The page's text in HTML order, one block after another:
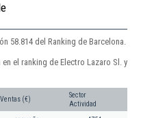
58.814 del Ranking de Barcelona.
el ranking de Electro Lazaro Sl. y
Ventas (€)
Sector
Actividad